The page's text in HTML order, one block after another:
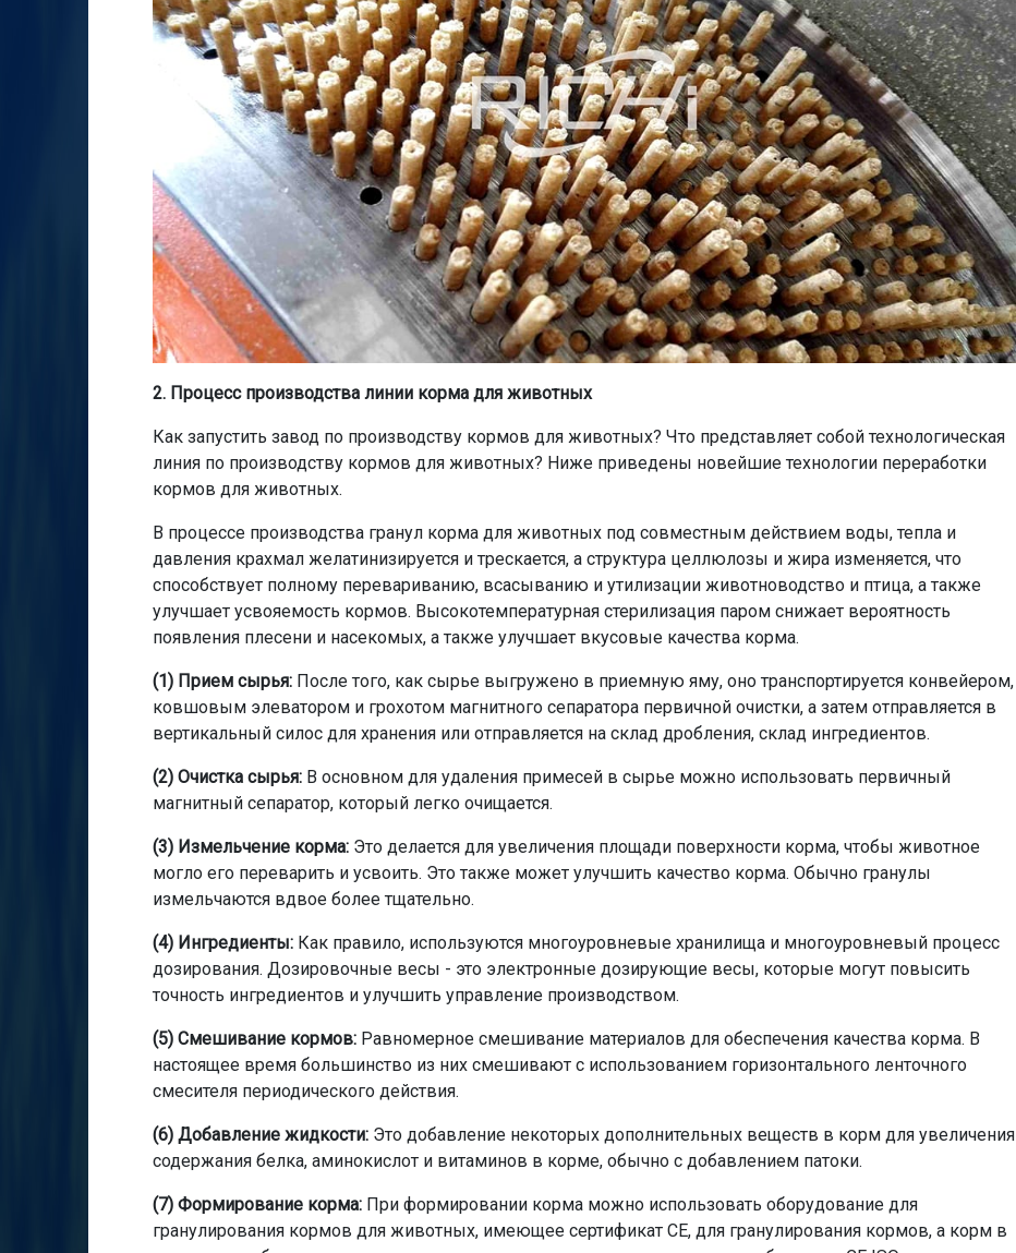
2. Процесс производства линии корма для животных
Как запустить завод по производству кормов для животных? Что представляет собой технологическая
линия по производству кормов для животных? Ниже приведены новейшие технологии переработки
кормов для животных.
В процессе производства гранул корма для животных под совместным действием воды, тепла и
давления крахмал желатинизируется и трескается, а структура целлюлозы и жира изменяется, что
способствует полному перевариванию, всасыванию и утилизации животноводство и птица, а также
улучшает усвояемость кормов. Высокотемпературная стерилизация паром снижает вероятность
появления плесени и насекомых, а также улучшает вкусовые качества корма.
(1) Прием сырья: После того, как сырье выгружено в приемную яму, оно транспортируется конвейером,
ковшовым элеватором и грохотом магнитного сепаратора первичной очистки, а затем отправляется в
вертикальный силос для хранения или отправляется на склад дробления, склад ингредиентов.
(2) Очистка сырья: В основном для удаления примесей в сырье можно использовать первичный
магнитный сепаратор, который легко очищается.
(3) Измельчение корма: Это делается для увеличения площади поверхности корма, чтобы животное
могло его переварить и усвоить. Это также может улучшить качество корма. Обычно гранулы
измельчаются вдвое более тщательно.
(4) Ингредиенты: Как правило, используются многоуровневые хранилища и многоуровневый процесс
дозирования. Дозировочные весы - это электронные дозирующие весы, которые могут повысить
точность ингредиентов и улучшить управление производством.
(5) Смешивание кормов: Равномерное смешивание материалов для обеспечения качества корма. В
настоящее время большинство из них смешивают с использованием горизонтального ленточного
смесителя периодического действия.
(6) Добавление жидкости: Это добавление некоторых дополнительных веществ в корм для увеличения
содержания белка, аминокислот и витаминов в корме, обычно с добавлением патоки.
(7) Формирование корма: При формировании корма можно использовать оборудование для
гранулирования кормов для животных, имеющее сертификат CE, для гранулирования кормов, а корм в